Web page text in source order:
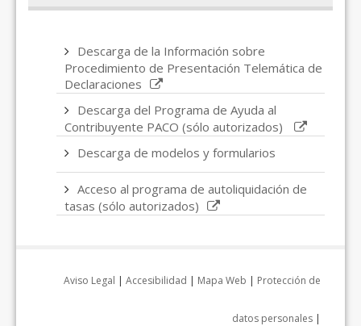
Descarga de la Información sobre
Procedimiento de Presentación Telemática de
Declaraciones
Descarga del Programa de Ayuda al
Contribuyente PACO (sólo autorizados)
Descarga de modelos y formularios
Acceso al programa de autoliquidación de
tasas (sólo autorizados)
Aviso Legal | Accesibilidad | Mapa Web | Protección de
datos personales |